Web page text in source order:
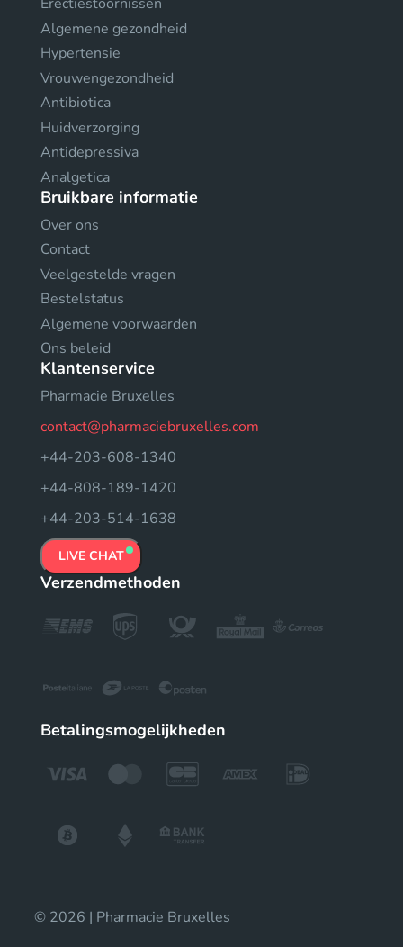
Algemene gezondheid
Hypertensie
Vrouwengezondheid
Antibiotica
Huidverzorging
Antidepressiva
Analgetica
Bruikbare informatie
Over ons
Contact
Veelgestelde vragen
Bestelstatus
Algemene voorwaarden
Ons beleid
Klantenservice
Pharmacie Bruxelles
contact@pharmaciebruxelles.com
+44-203-608-1340
+44-808-189-1420
+44-203-514-1638
LIVE CHAT
Verzendmethoden
Betalingsmogelijkheden
© 2026 | Pharmacie Bruxelles